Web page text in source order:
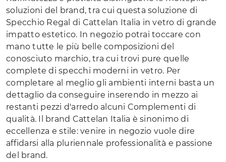
soluzioni del brand, tra cui questa soluzione di
Specchio Regal di Cattelan Italia in vetro di grande
impatto estetico. In negozio potrai toccare con
mano tutte le più belle composizioni del
conosciuto marchio, tra cui trovi pure quelle
complete di specchi moderni in vetro. Per
completare al meglio gli ambienti interni basta un
dettaglio da conseguire inserendo in mezzo ai
restanti pezzi d'arredo alcuni Complementi di
qualità. Il brand Cattelan Italia è sinonimo di
eccellenza e stile: venire in negozio vuole dire
affidarsi alla pluriennale professionalità e passione
del brand.